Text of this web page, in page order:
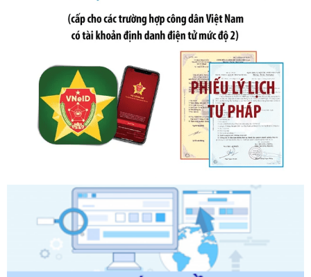
phạt vi phạm hành chính về thuế, hóa đơn được sửa đổi, bổ
sung bởi Nghị định số 102/2021/NĐ-CP
Số kí hiệu:2303/QĐ-UBND
Tên: Quyết định công bố Danh mục thủ tục hành chính mới
ban hành, được sửa đổi, bổ sung, bị bãi bỏ và phê duyệt
Quy trình nội bộ, quy trình điện tử giải quyết thủ tục hành
chính trong một số lĩnh vực thuộc phạm vi chức năng quản
lý của Sở Văn hóa, Thể tha
Tên: Quyết định công bố Danh mục thủ tục hành chính
được sửa đổi, bổ sung và phê duyệt Quy trình nội bộ, quy
trình điện tử giải quyết thủ tục hành chính trong lĩnh vực Du
lịch thuộc phạm vi chức năng quản lý của Sở Văn hóa, Thể
thao và Du lịch
Ngày ban hành: 01/06/2026